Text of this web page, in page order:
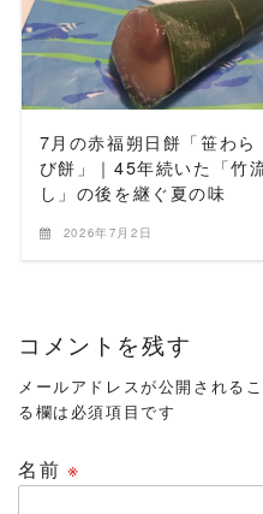
READ MORE
7月の赤福朔日餅「笹わら
び餅」｜45年続いた「竹
し」の後を継ぐ夏の味
2026年7月2日
コメントを残す
メールアドレスが公開される
る欄は必須項目です
名前 ※